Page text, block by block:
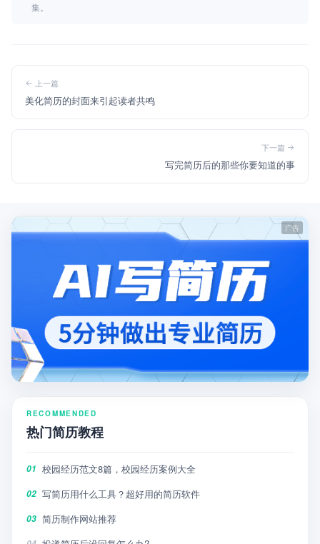
集。
上一篇
美化简历的封面来引起读者共鸣
下一篇
写完简历后的那些你要知道的事
RECOMMENDED
热门简历教程
01 校园经历范文8篇，校园经历案例大全
02 写简历用什么工具？超好用的简历软件
03 简历制作网站推荐